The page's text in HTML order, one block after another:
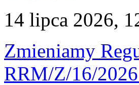
14 lipca 2026,
Zmieniamy
RRM/Z/16/